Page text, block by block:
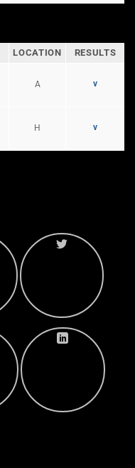
LOCATION RESULTS
A v
H v